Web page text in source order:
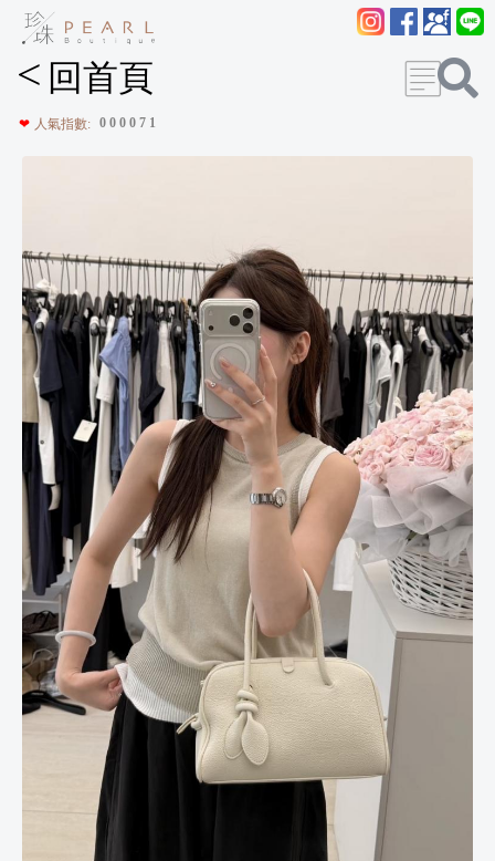
< 回首頁
❤ 人氣指數: 0 0 0 0 7 1